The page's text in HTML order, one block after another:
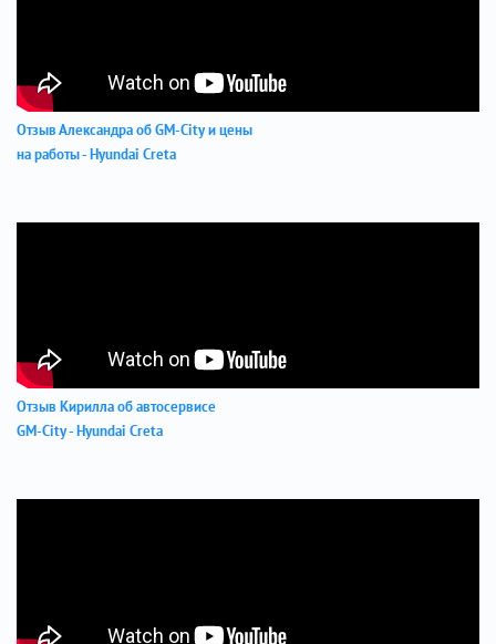
Отзыв Александра об GM-City и цены
на работы - Hyundai Creta
Отзыв Кирилла об автосервисе
GM-City - Hyundai Creta